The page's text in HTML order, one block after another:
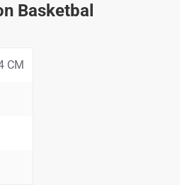
Basketbal
CM